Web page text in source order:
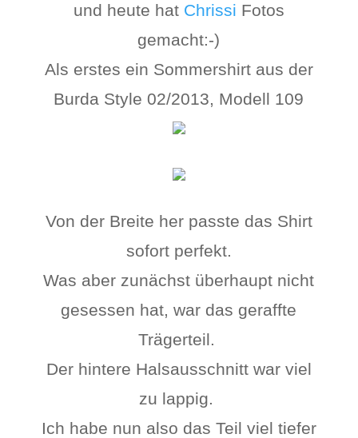
und heute hat Chrissi Fotos
gemacht:-)
Als erstes ein Sommershirt aus der
Burda Style 02/2013, Modell 109
Von der Breite her passte das Shirt
sofort perfekt.
Was aber zunächst überhaupt nicht
gesessen hat, war das geraffte
Trägerteil.
Der hintere Halsausschnitt war viel
zu lappig.
Ich habe nun also das Teil viel tiefer